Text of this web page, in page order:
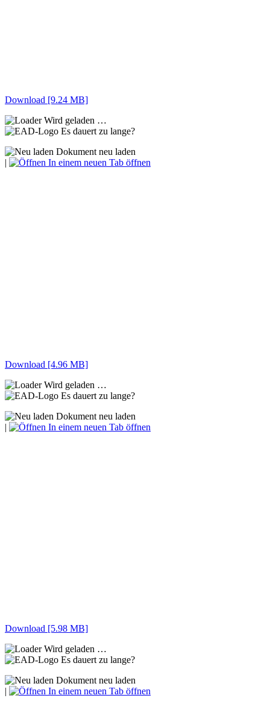
Download [9.24 MB]
Wird geladen …
Es dauert zu lange?
Dokument neu laden
|
In einem neuen Tab öffnen
Download [4.96 MB]
Wird geladen …
Es dauert zu lange?
Dokument neu laden
|
In einem neuen Tab öffnen
Download [5.98 MB]
Wird geladen …
Es dauert zu lange?
Dokument neu laden
|
In einem neuen Tab öffnen